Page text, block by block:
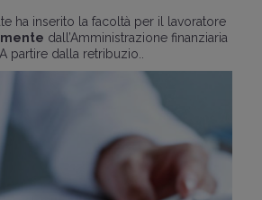
ha inserito la facoltà per il lavoratore
dall’Amministrazione finanziaria
. A partire dalla retribuzio..